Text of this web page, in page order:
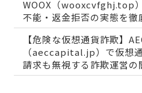
WOOX（wooxcvfghj.top
不能・返金拒否の実態を徹
【危険な仮想通貨詐欺】
（aeccapital.jp）で仮想
請求も無視する詐欺運営の